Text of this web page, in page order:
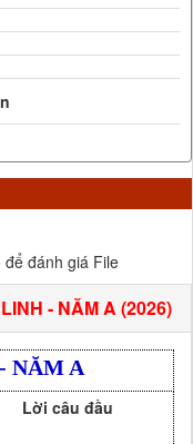
để đánh giá File
- NĂM A (2026)
NĂM A
Lời câu đầu